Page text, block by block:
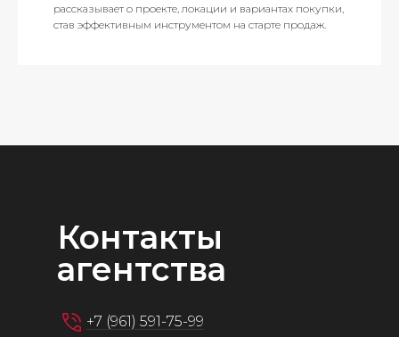
рассказывает о проекте, локации и вариантах покупки,
став эффективным инструментом на старте продаж.
Контакты
агентства
+7 (961) 591-75-99